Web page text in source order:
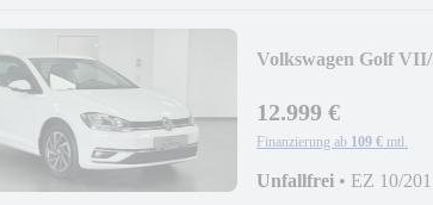
Volkswagen Golf
12.999 €
Finanzierung ab 109 € mtl.
Unfallfrei • EZ 10/